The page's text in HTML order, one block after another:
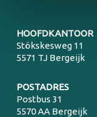
HOOFDKANTOOR
Stökskesweg 11
5571 TJ Bergeijk
POSTADRES
Postbus 31
5570 AA Bergeijk